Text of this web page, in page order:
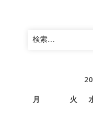
検
索:
月
火